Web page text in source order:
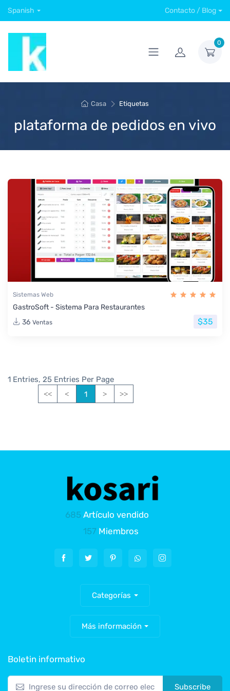
Spanish Contacto / Blog
0
Casa Etiquetas
plataforma de pedidos en vivo
Sistemas Web
GastroSoft - Sistema Para Restaurantes
36 Ventas $35
1 Entries, 25 Entries Per Page
<< < 1 > >>
685 Artículo vendido
157 Miembros
Categorías
Más información
Boletin informativo
Subscribe